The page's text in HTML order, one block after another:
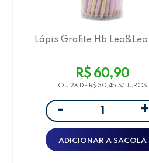
Lápis Grafite Hb Leo&Leo
R$ 60,90
OU 2X DE R$ 30,45
- +
ADICIONAR A SACOLA